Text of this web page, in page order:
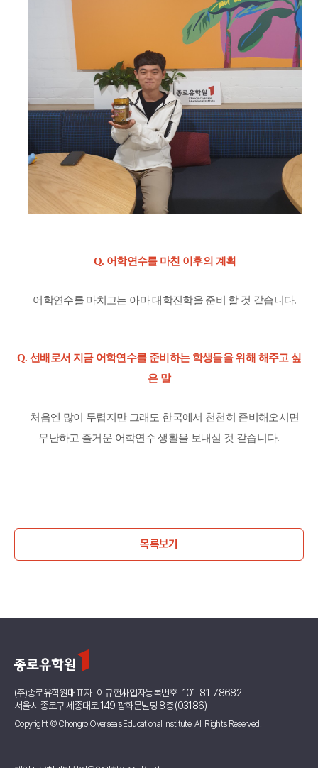
Q. 어학연수를 마친 이후의 계획
어학연수를 마치고는 아마 대학진학을 준비 할 것 같습니다.
Q. 선배로서 지금 어학연수를 준비하는 학생들을 위해 해주고 싶
은 말
처음엔 많이 두렵지만 그래도 한국에서 천천히 준비해오시면
무난하고 즐거운 어학연수 생활을 보내실 것 같습니다.
목록보기
(주)종로유학원대표자 : 이규헌사업자등록번호 : 101-81-78682
서울시 종로구 세종대로 149 광화문빌딩 8층 (03186)
Copyright © Chongro Overseas Educational Institute. All Rights Reserved.